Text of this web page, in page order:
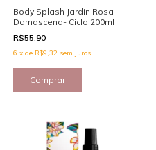
Body Splash Jardin Rosa
Damascena- Ciclo 200ml
R$55,90
6 x de R$9,32 sem juros